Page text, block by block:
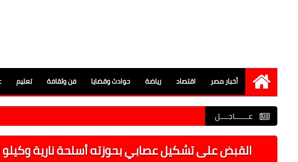
الرئيسية
أخبار مصر اقتصاد رياضة حوادث وقضايا فن وثقافة تعليم
عـــــــاجــــل
القبض على تشكيل عصابي بحوزته أسلحة نارية